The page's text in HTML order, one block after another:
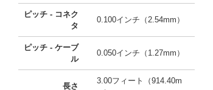
ピッチ - コネク
タ
0.100インチ（2.54mm）
ピッチ - ケーブ
ル
0.050インチ（1.27mm）
長さ
3.00フィート（914.40m